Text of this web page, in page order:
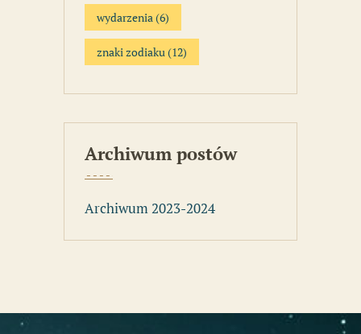
wydarzenia(6)
znaki zodiaku(12)
Archiwum postów
Archiwum 2023-2024